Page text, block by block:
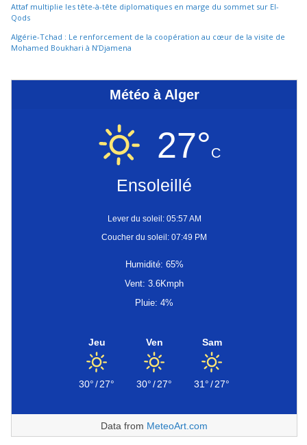
Attaf multiplie les tête-à-tête diplomatiques en marge du sommet sur El-
Qods
Algérie-Tchad : Le renforcement de la coopération au cœur de la visite de
Mohamed Boukhari à N’Djamena
Météo à Alger
27°C
Ensoleillé
Lever du soleil: 05:57 AM
Coucher du soleil: 07:49 PM
Humidité: 65%
Vent: 3.6Kmph
Pluie: 4%
Jeu
30°/27°
Ven
30°/27°
Sam
31°/27°
Data from MeteoArt.com